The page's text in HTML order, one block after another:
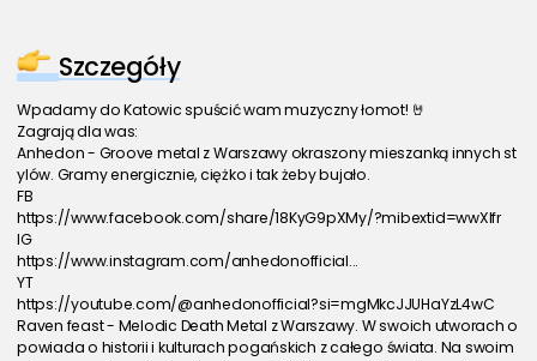
Szczegóły
Wpadamy do Katowic spuścić wam muzyczny łomot! 🤘
Zagrają dla was:
Anhedon - Groove metal z Warszawy okraszony mieszanką innych st
ylów. Gramy energicznie, ciężko i tak żeby bujało.
FB
https://www.facebook.com/share/18KyG9pXMy/?mibextid=wwXIfr
IG
https://www.instagram.com/anhedonofficial...
YT
https://youtube.com/@anhedonofficial?si=mgMkcJJUHaYzL4wC
Raven feast - Melodic Death Metal z Warszawy. W swoich utworach o
powiada o historii i kulturach pogańskich z całego świata. Na swoim